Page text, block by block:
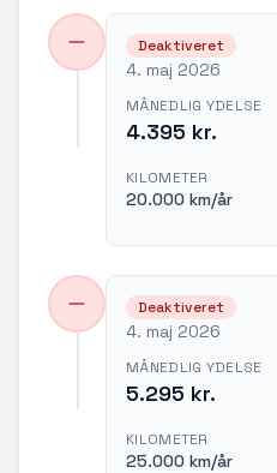
Deaktiveret
4. maj 2026
MÅNEDLIG YDELSE
4.395 kr.
KILOMETER
20.000 km/år
Deaktiveret
4. maj 2026
MÅNEDLIG YDELSE
5.295 kr.
KILOMETER
25.000 km/år